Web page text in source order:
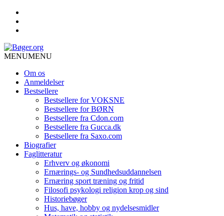
MENUMENU
Om os
Anmeldelser
Bestsellere
Bestsellere for VOKSNE
Bestsellere for BØRN
Bestsellere fra Cdon.com
Bestsellere fra Gucca.dk
Bestsellere fra Saxo.com
Biografier
Faglitteratur
Erhverv og økonomi
Ernærings- og Sundhedsuddannelsen
Ernæring sport træning og fritid
Filosofi psykologi religion krop og sind
Historiebøger
Hus, have, hobby og nydelsesmidler